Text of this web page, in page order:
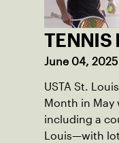
TENNIS
June 04, 2025
USTA St.
Month in
including a
Louis—with